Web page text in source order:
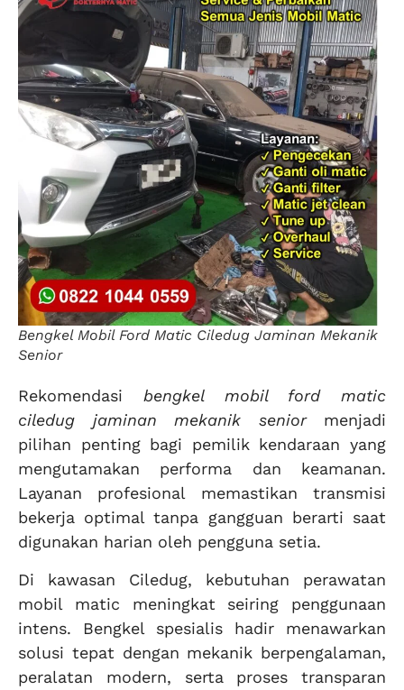
Bengkel Mobil Ford Matic Ciledug Jaminan Mekanik
Senior
Rekomendasi bengkel mobil ford matic
ciledug jaminan mekanik seniormenjadi
pilihan penting bagi pemilik kendaraan yang
mengutamakan performa dan keamanan.
Layanan profesional memastikan transmisi
bekerja optimal tanpa gangguan berarti saat
digunakan harian oleh pengguna setia.
Di kawasan Ciledug, kebutuhan perawatan
mobil matic meningkat seiring penggunaan
intens. Bengkel spesialis hadir menawarkan
solusi tepat dengan mekanik berpengalaman,
peralatan modern, serta proses transparan